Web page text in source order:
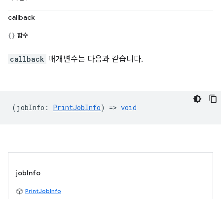
callback
함수
callback 매개변수는 다음과 같습니다.
( jobInfo : PrintJobInfo) => void
jobInfo
PrintJobInfo